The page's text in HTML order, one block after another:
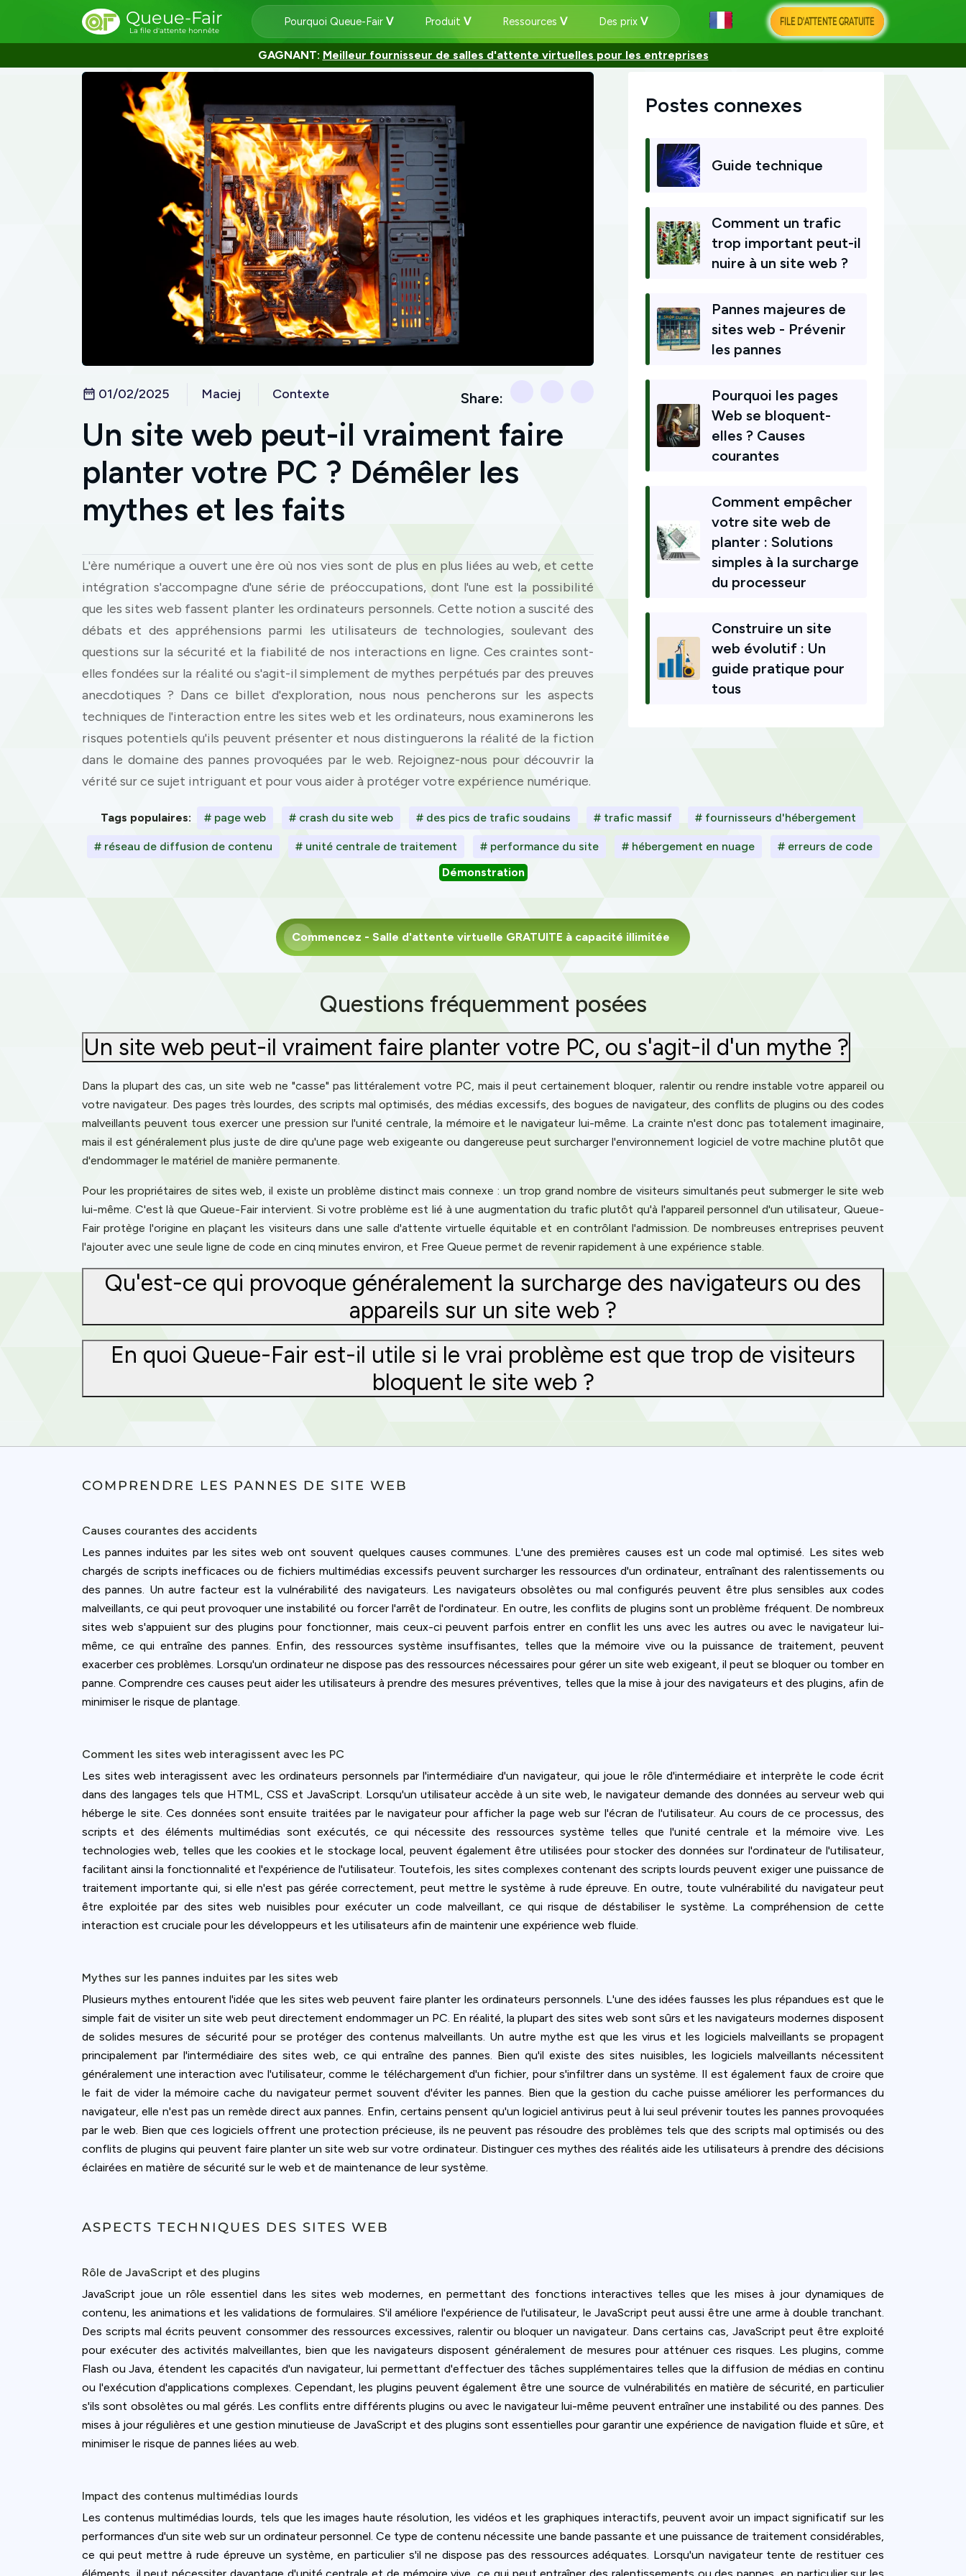
Queue-Fair
La file d'attente honnête
Pourquoi Queue-Fair Produit Ressources Des prix FILE D'ATTENTE GRATUITE
GAGNANT: Meilleur fournisseur de salles d'attente virtuelles pour les entreprises
01/02/2025 Maciej Contexte Share:
Un site web peut-il vraiment faire
planter votre PC ? Démêler les
mythes et les faits
L'ère numérique a ouvert une ère où nos vies sont de plus en plus liées au web, et cette
intégration s'accompagne d'une série de préoccupations, dont l'une est la possibilité
que les sites web fassent planter les ordinateurs personnels. Cette notion a suscité des
débats et des appréhensions parmi les utilisateurs de technologies, soulevant des
questions sur la sécurité et la fiabilité de nos interactions en ligne. Ces craintes sont-
elles fondées sur la réalité ou s'agit-il simplement de mythes perpétués par des preuves
anecdotiques ? Dans ce billet d'exploration, nous nous pencherons sur les aspects
techniques de l'interaction entre les sites web et les ordinateurs, nous examinerons les
risques potentiels qu'ils peuvent présenter et nous distinguerons la réalité de la fiction
dans le domaine des pannes provoquées par le web. Rejoignez-nous pour découvrir la
vérité sur ce sujet intriguant et pour vous aider à protéger votre expérience numérique.
Postes connexes
Guide technique
Comment un trafic
trop important peut-il
nuire à un site web ?
Pannes majeures de
sites web - Prévenir
les pannes
Pourquoi les pages
Web se bloquent-
elles ? Causes
courantes
Comment empêcher
votre site web de
planter : Solutions
simples à la surcharge
du processeur
Construire un site
web évolutif : Un
guide pratique pour
tous
Tags populaires: # page web # crash du site web # des pics de trafic soudains # trafic massif # fournisseurs d'hébergement
# réseau de diffusion de contenu # unité centrale de traitement # performance du site # hébergement en nuage
# erreurs de code
Démonstration
Commencez - Salle d'attente virtuelle GRATUITE à capacité illimitée
Questions fréquemment posées
Un site web peut-il vraiment faire planter votre PC, ou s'agit-il d'un mythe ?
Dans la plupart des cas, un site web ne "casse" pas littéralement votre PC, mais il peut certainement bloquer, ralentir ou rendre instable votre appareil ou
votre navigateur. Des pages très lourdes, des scripts mal optimisés, des médias excessifs, des bogues de navigateur, des conflits de plugins ou des codes
malveillants peuvent tous exercer une pression sur l'unité centrale, la mémoire et le navigateur lui-même. La crainte n'est donc pas totalement imaginaire,
mais il est généralement plus juste de dire qu'une page web exigeante ou dangereuse peut surcharger l'environnement logiciel de votre machine plutôt que
d'endommager le matériel de manière permanente.
Pour les propriétaires de sites web, il existe un problème distinct mais connexe : un trop grand nombre de visiteurs simultanés peut submerger le site web
lui-même. C'est là que Queue-Fair intervient. Si votre problème est lié à une augmentation du trafic plutôt qu'à l'appareil personnel d'un utilisateur, Queue-
Fair protège l'origine en plaçant les visiteurs dans une salle d'attente virtuelle équitable et en contrôlant l'admission. De nombreuses entreprises peuvent
l'ajouter avec une seule ligne de code en cinq minutes environ, et Free Queue permet de revenir rapidement à une expérience stable.
Qu'est-ce qui provoque généralement la surcharge des navigateurs ou des
appareils sur un site web ?
En quoi Queue-Fair est-il utile si le vrai problème est que trop de visiteurs
bloquent le site web ?
COMPRENDRE LES PANNES DE SITE WEB
Causes courantes des accidents
Les pannes induites par les sites web ont souvent quelques causes communes. L'une des premières causes est un code mal optimisé. Les sites web
chargés de scripts inefficaces ou de fichiers multimédias excessifs peuvent surcharger les ressources d'un ordinateur, entraînant des ralentissements ou
des pannes. Un autre facteur est la vulnérabilité des navigateurs. Les navigateurs obsolètes ou mal configurés peuvent être plus sensibles aux codes
malveillants, ce qui peut provoquer une instabilité ou forcer l'arrêt de l'ordinateur. En outre, les conflits de plugins sont un problème fréquent. De nombreux
sites web s'appuient sur des plugins pour fonctionner, mais ceux-ci peuvent parfois entrer en conflit les uns avec les autres ou avec le navigateur lui-
même, ce qui entraîne des pannes. Enfin, des ressources système insuffisantes, telles que la mémoire vive ou la puissance de traitement, peuvent
exacerber ces problèmes. Lorsqu'un ordinateur ne dispose pas des ressources nécessaires pour gérer un site web exigeant, il peut se bloquer ou tomber en
panne. Comprendre ces causes peut aider les utilisateurs à prendre des mesures préventives, telles que la mise à jour des navigateurs et des plugins, afin de
minimiser le risque de plantage.
Comment les sites web interagissent avec les PC
Les sites web interagissent avec les ordinateurs personnels par l'intermédiaire d'un navigateur, qui joue le rôle d'intermédiaire et interprète le code écrit
dans des langages tels que HTML, CSS et JavaScript. Lorsqu'un utilisateur accède à un site web, le navigateur demande des données au serveur web qui
héberge le site. Ces données sont ensuite traitées par le navigateur pour afficher la page web sur l'écran de l'utilisateur. Au cours de ce processus, des
scripts et des éléments multimédias sont exécutés, ce qui nécessite des ressources système telles que l'unité centrale et la mémoire vive. Les
technologies web, telles que les cookies et le stockage local, peuvent également être utilisées pour stocker des données sur l'ordinateur de l'utilisateur,
facilitant ainsi la fonctionnalité et l'expérience de l'utilisateur. Toutefois, les sites complexes contenant des scripts lourds peuvent exiger une puissance de
traitement importante qui, si elle n'est pas gérée correctement, peut mettre le système à rude épreuve. En outre, toute vulnérabilité du navigateur peut
être exploitée par des sites web nuisibles pour exécuter un code malveillant, ce qui risque de déstabiliser le système. La compréhension de cette
interaction est cruciale pour les développeurs et les utilisateurs afin de maintenir une expérience web fluide.
Mythes sur les pannes induites par les sites web
Plusieurs mythes entourent l'idée que les sites web peuvent faire planter les ordinateurs personnels. L'une des idées fausses les plus répandues est que le
simple fait de visiter un site web peut directement endommager un PC. En réalité, la plupart des sites web sont sûrs et les navigateurs modernes disposent
de solides mesures de sécurité pour se protéger des contenus malveillants. Un autre mythe est que les virus et les logiciels malveillants se propagent
principalement par l'intermédiaire des sites web, ce qui entraîne des pannes. Bien qu'il existe des sites nuisibles, les logiciels malveillants nécessitent
généralement une interaction avec l'utilisateur, comme le téléchargement d'un fichier, pour s'infiltrer dans un système. Il est également faux de croire que
le fait de vider la mémoire cache du navigateur permet souvent d'éviter les pannes. Bien que la gestion du cache puisse améliorer les performances du
navigateur, elle n'est pas un remède direct aux pannes. Enfin, certains pensent qu'un logiciel antivirus peut à lui seul prévenir toutes les pannes provoquées
par le web. Bien que ces logiciels offrent une protection précieuse, ils ne peuvent pas résoudre des problèmes tels que des scripts mal optimisés ou des
conflits de plugins qui peuvent faire planter un site web sur votre ordinateur. Distinguer ces mythes des réalités aide les utilisateurs à prendre des décisions
éclairées en matière de sécurité sur le web et de maintenance de leur système.
ASPECTS TECHNIQUES DES SITES WEB
Rôle de JavaScript et des plugins
JavaScript joue un rôle essentiel dans les sites web modernes, en permettant des fonctions interactives telles que les mises à jour dynamiques de
contenu, les animations et les validations de formulaires. S'il améliore l'expérience de l'utilisateur, le JavaScript peut aussi être une arme à double tranchant.
Des scripts mal écrits peuvent consommer des ressources excessives, ralentir ou bloquer un navigateur. Dans certains cas, JavaScript peut être exploité
pour exécuter des activités malveillantes, bien que les navigateurs disposent généralement de mesures pour atténuer ces risques. Les plugins, comme
Flash ou Java, étendent les capacités d'un navigateur, lui permettant d'effectuer des tâches supplémentaires telles que la diffusion de médias en continu
ou l'exécution d'applications complexes. Cependant, les plugins peuvent également être une source de vulnérabilités en matière de sécurité, en particulier
s'ils sont obsolètes ou mal gérés. Les conflits entre différents plugins ou avec le navigateur lui-même peuvent entraîner une instabilité ou des pannes. Des
mises à jour régulières et une gestion minutieuse de JavaScript et des plugins sont essentielles pour garantir une expérience de navigation fluide et sûre, et
minimiser le risque de pannes liées au web.
Impact des contenus multimédias lourds
Les contenus multimédias lourds, tels que les images haute résolution, les vidéos et les graphiques interactifs, peuvent avoir un impact significatif sur les
performances d'un site web sur un ordinateur personnel. Ce type de contenu nécessite une bande passante et une puissance de traitement considérables,
ce qui peut mettre à rude épreuve un système, en particulier s'il ne dispose pas des ressources adéquates. Lorsqu'un navigateur tente de restituer ces
éléments, il peut nécessiter davantage d'unité centrale et de mémoire vive, ce qui peut entraîner des ralentissements ou des pannes, en particulier sur les